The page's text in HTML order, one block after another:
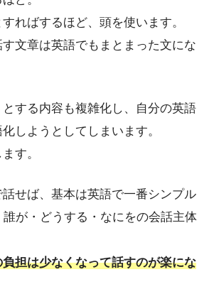
ればするほど、頭を使います。
文章は英語でもまとまった文にな
する内容も複雑化し、自分の英語
しようとしてしまいます。
す。
せば、基本は英語で一番シンプル
誰が・どうする・なにをの会話主体
担は少なくなって話すのが楽にな